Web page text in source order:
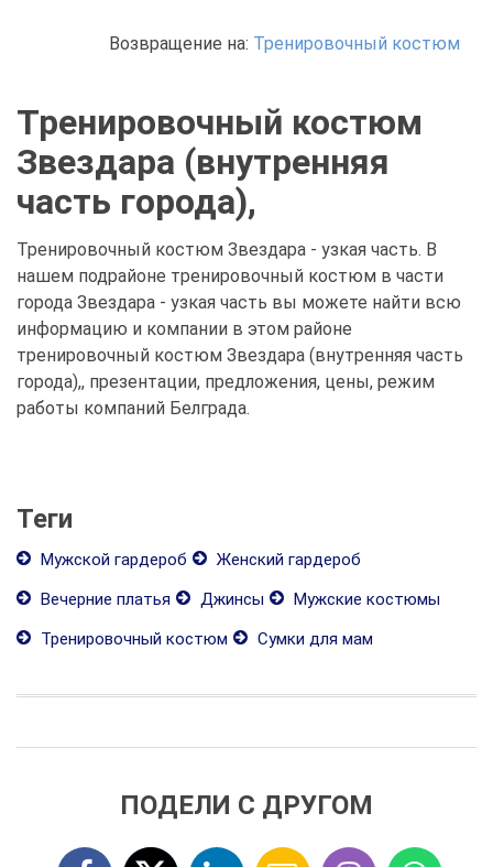
Возвращение на: Тренировочный костюм
Тренировочный костюм
Звездара (внутренняя
часть города),
Тренировочный костюм Звездара - узкая часть. В
нашем подрайоне тренировочный костюм в части
города Звездара - узкая часть вы можете найти всю
информацию и компании в этом районе
тренировочный костюм Звездара (внутренняя часть
города),, презентации, предложения, цены, режим
работы компаний Белграда.
Теги
Мужской гардероб
Женский гардероб
Вечерние платья
Джинсы
Мужские костюмы
Тренировочный костюм
Сумки для мам
ПОДЕЛИ С ДРУГОМ